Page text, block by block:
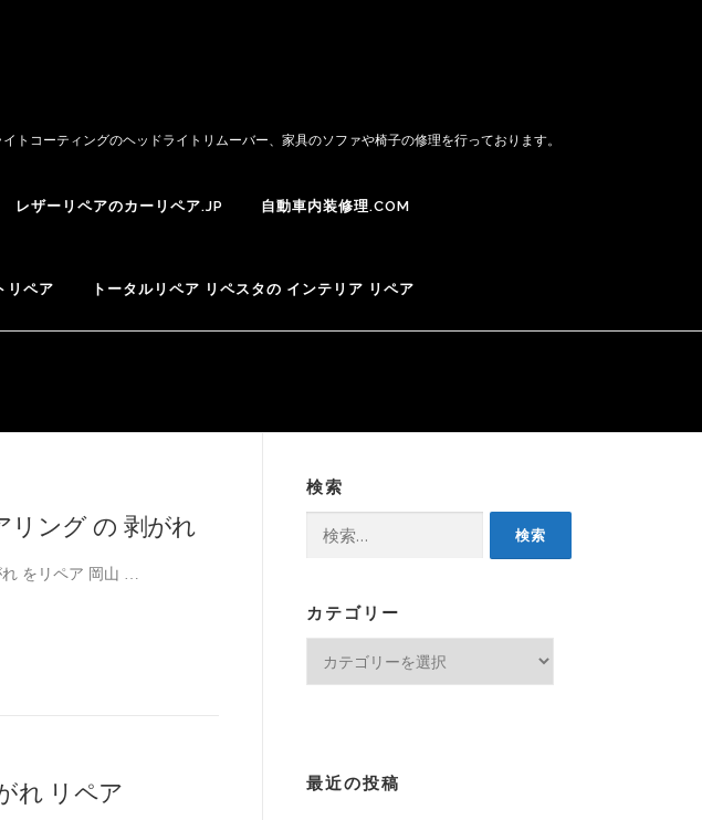
コーティングのヘッドライトリムーバー、家具のソファや椅子の修理を行っております。
レザーリペアのカーリペア.JP 自動車内装修理.COM
リペア トータルリペア リペスタの インテリア リペア
リング の 剥がれ
れ をリペア 岡山 …
れ リペア
検索
カテゴリー
最近の投稿